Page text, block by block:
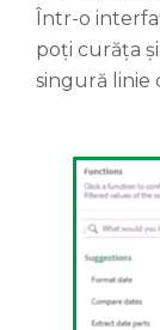
Într-o
poți curăța
singură linie